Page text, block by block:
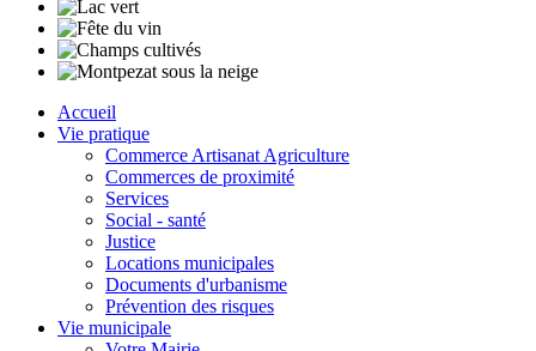
Accueil
Vie pratique
Commerce Artisanat Agriculture
Commerces de proximité
Services
Social - santé
Justice
Locations municipales
Documents d'urbanisme
Prévention des risques
Vie municipale